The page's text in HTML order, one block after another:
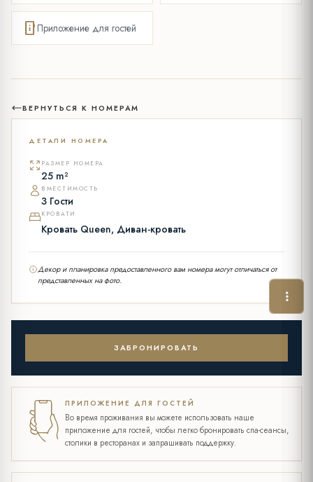
mobile_info Приложение для гостей
ВЕРНУТЬСЯ К НОМЕРАМ
ДЕТАЛИ НОМЕРА
РАЗМЕР НОМЕРА
25 m²
ВМЕСТИМОСТЬ
3 Гости
КРОВАТИ
Кровать Queen, Диван-кровать
Декор и планировка предоставленного вам номера могут отличаться от
представленных на фото.
ЗАБРОНИРОВАТЬ
ПРИЛОЖЕНИЕ ДЛЯ ГОСТЕЙ
Во время проживания вы можете использовать наше
приложение для гостей, чтобы легко бронировать спа-сеансы,
столики в ресторанах и запрашивать поддержку.